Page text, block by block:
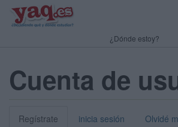
¿Dónde estoy?
Cuenta de
Regístrate inicia sesión Olvidé